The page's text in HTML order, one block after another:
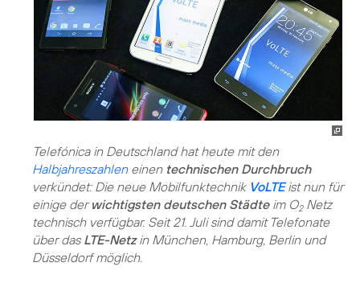
Telefónica in Deutschland hat heute mit den
Halbjahreszahleneinen technischen Durchbruch
verkündet: Die neue Mobilfunktechnik VoLTEist nun für
einige der wichtigsten deutschen Städteim O2Netz
technisch verfügbar. Seit 21. Juli sind damit Telefonate
über das LTE-Netzin München, Hamburg, Berlin und
Düsseldorf möglich.